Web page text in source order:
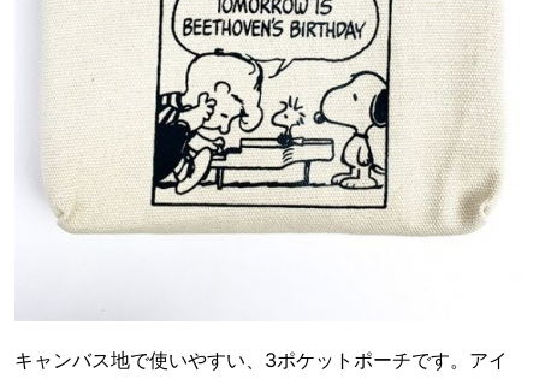
キャンバス地で使いやすい、3ポケットポーチです。アイ